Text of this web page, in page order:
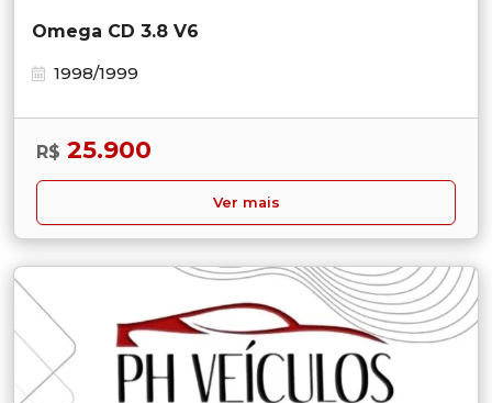
Omega CD 3.8 V6
1998/1999
R$ 25.900
Ver mais